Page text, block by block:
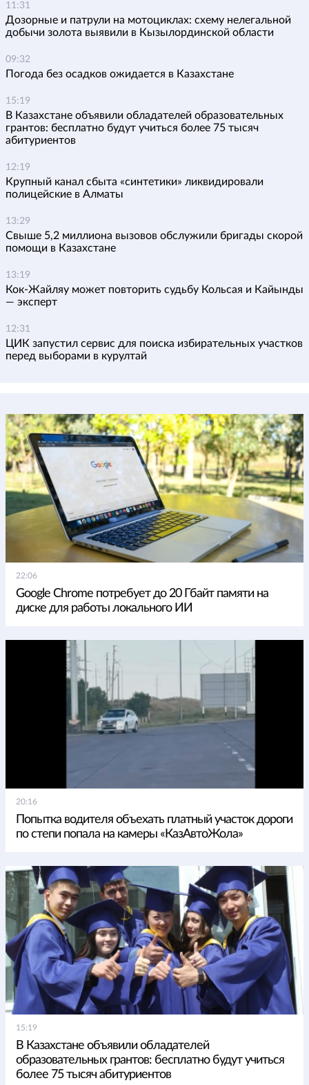
11:31
Дозорные и патрули на мотоциклах: схему нелегальной
добычи золота выявили в Кызылординской области
09:32
Погода без осадков ожидается в Казахстане
15:19
В Казахстане объявили обладателей образовательных
грантов: бесплатно будут учиться более 75 тысяч
абитуриентов
12:19
Крупный канал сбыта «синтетики» ликвидировали
полицейские в Алматы
13:29
Свыше 5,2 миллиона вызовов обслужили бригады скорой
помощи в Казахстане
13:19
Кок-Жайляу может повторить судьбу Кольсая и Кайынды
— эксперт
12:31
ЦИК запустил сервис для поиска избирательных участков
перед выборами в курултай
22:06
Google Chrome потребует до 20 Гбайт памяти на
диске для работы локального ИИ
20:16
Попытка водителя объехать платный участок дороги
по степи попала на камеры «КазАвтоЖола»
15:19
В Казахстане объявили обладателей
образовательных грантов: бесплатно будут учиться
более 75 тысяч абитуриентов